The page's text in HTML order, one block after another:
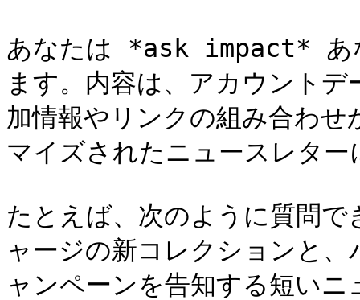
あなたは *ask impact* あ
ます。内容は、アカウント
加情報やリンクの組み合わ
マイズされたニュースレター
たとえば、次のように質
ャージの新コレクションと
ャンペーンを告知する短い